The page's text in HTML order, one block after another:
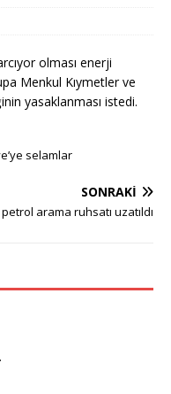
olması enerji
Menkul Kıymetler ve
yasaklanması istedi.
selamlar
SONRAKI
petrol arama ruhsatı uzatıldı